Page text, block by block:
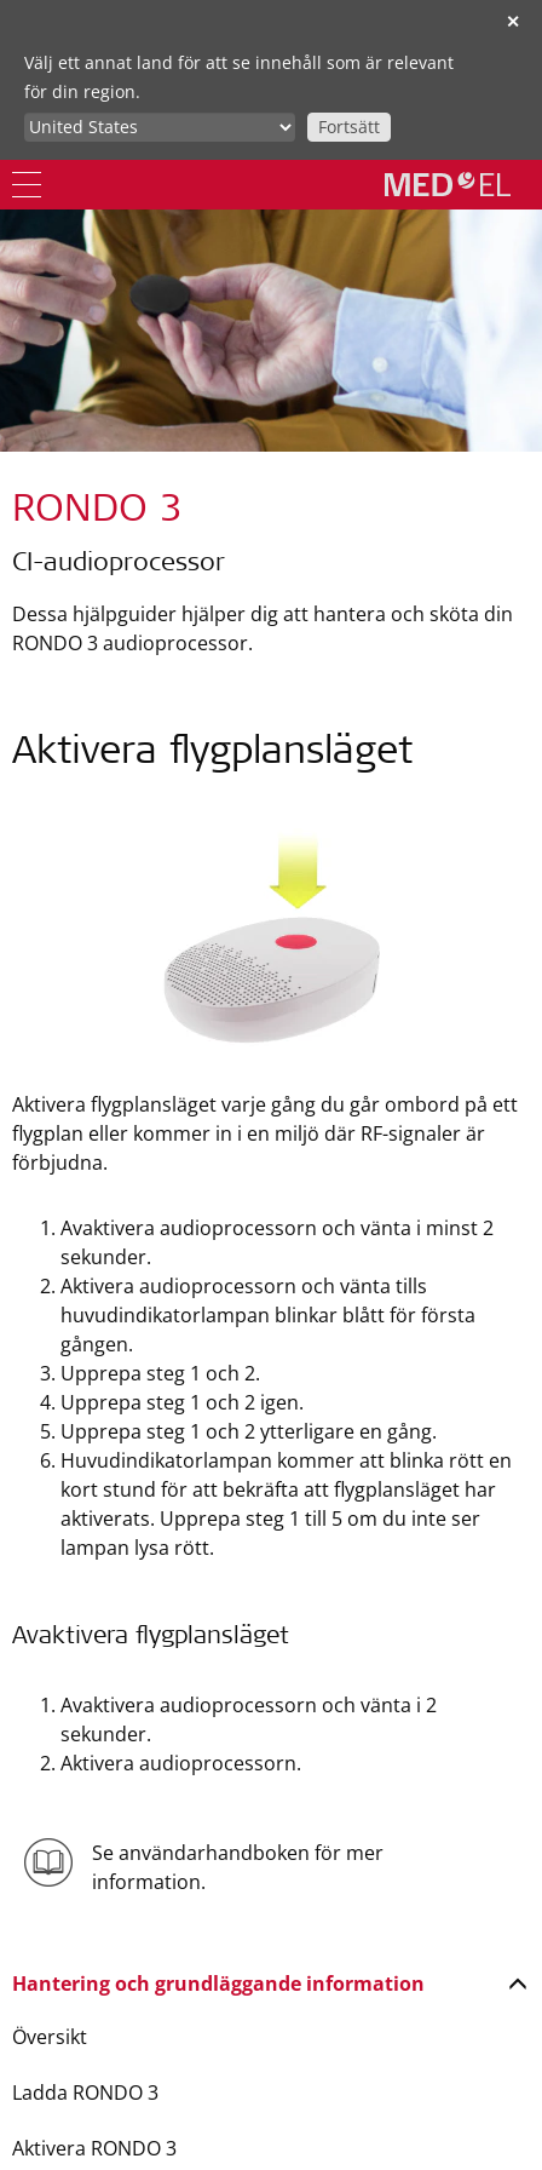
✕
Välj ett annat land för att se innehåll som är relevant
för din region.
Fortsätt
RONDO 3
CI-audioprocessor
Dessa hjälpguider hjälper dig att hantera och sköta din
RONDO 3 audioprocessor.
Aktivera flygplansläget
Aktivera flygplansläget varje gång du går ombord på ett
flygplan eller kommer in i en miljö där RF-signaler är
förbjudna.
Avaktivera audioprocessorn och vänta i minst 2
sekunder.
Aktivera audioprocessorn och vänta tills
huvudindikatorlampan blinkar blått för första
gången.
Upprepa steg 1 och 2.
Upprepa steg 1 och 2 igen.
Upprepa steg 1 och 2 ytterligare en gång.
Huvudindikatorlampan kommer att blinka rött en
kort stund för att bekräfta att flygplansläget har
aktiverats. Upprepa steg 1 till 5 om du inte ser
lampan lysa rött.
Avaktivera flygplansläget
Avaktivera audioprocessorn och vänta i 2
sekunder.
Aktivera audioprocessorn.
Se användarhandboken för mer
information.
Hantering och grundläggande information
Översikt
Ladda RONDO 3
Aktivera RONDO 3